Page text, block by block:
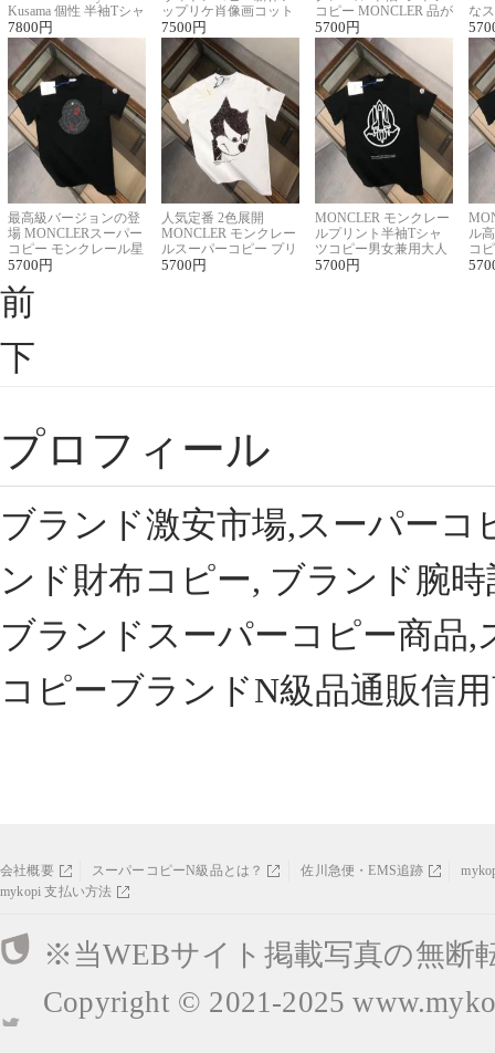
Kusama 個性 半袖Tシャ
ツコピー男女兼用
7800 円
ップリケ肖像画コット
ンニット半袖Tシャツ
7500 円
コピー MONCLER 品が
良く見た目
5700 円
な
ル
最高級バージョンの登
場 MONCLERスーパー
コピー モンクレール星
座半袖Tシャツ
5700 円
人気定番 2色展開
MONCLER モンクレー
ルスーパーコピー プリ
ント半袖Tシャツ
5700 円
MONCLER モンクレー
ルプリント半袖Tシャ
ツコピー男女兼用大人
可愛い春夏コーデ
5700 円
ル
コ
ィ
前
下
プロフィール
ブランド激安市場,スーパー
ンド財布コピー, ブランド腕
ブランドスーパーコピー商品
コピーブランドN級品通販信
会社概要 スーパーコピーN級品とは？ 佐川急便・EMS追跡
mykopi 支払い方法
※当WEBサイト掲載写真の無断
Copyright © 2021-2025